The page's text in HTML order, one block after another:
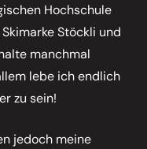
Hochschule
Stöckli und
manchmal
lebe ich endlich
zu sein!
jedoch meine